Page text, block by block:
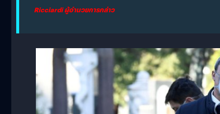
Ricciardi ผู้อำนวยการกล่าว